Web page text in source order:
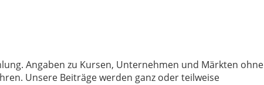
Angaben zu Kursen, Unternehmen und Märkten ohne
Unsere Beiträge werden ganz oder teilweise